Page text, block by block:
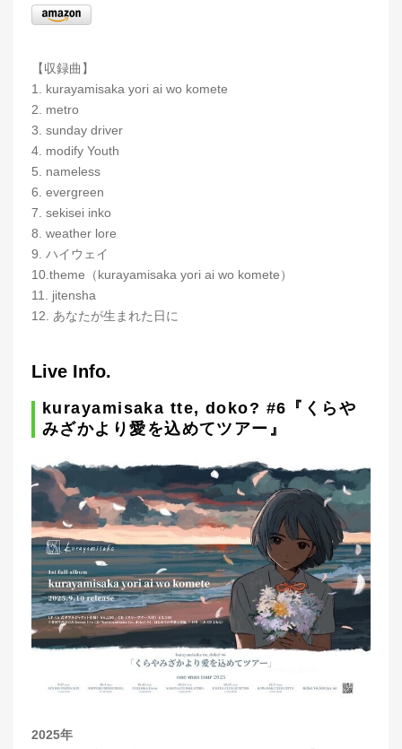
【収録曲】
1. kurayamisaka yori ai wo komete
2. metro
3. sunday driver
4. modify Youth
5. nameless
6. evergreen
7. sekisei inko
8. weather lore
9. ハイウェイ
10.theme（kurayamisaka yori ai wo komete）
11. jitensha
12. あなたが生まれた日に
Live Info.
kurayamisaka tte, doko? #6『くらや
みざかより愛を込めてツアー』
2025年